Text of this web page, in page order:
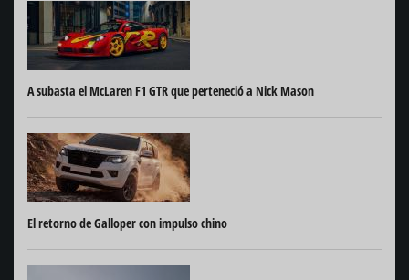
A subasta el McLaren F1 GTR que perteneció a Nick Mason
El retorno de Galloper con impulso chino